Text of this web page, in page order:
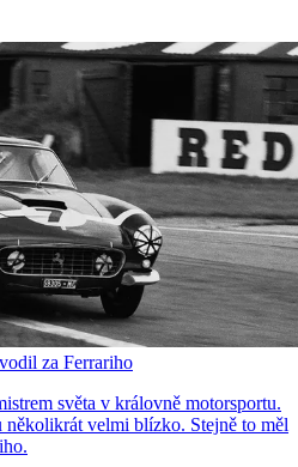
za Ferrariho
světa v královně motorsportu.
velmi blízko. Stejně to měl